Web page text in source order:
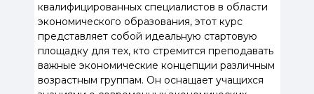
квалифицированных специалистов в области
экономического образования, этот курс
представляет собой идеальную стартовую
площадку для тех, кто стремится преподавать
важные экономические концепции различным
возрастным группам. Он оснащает учащихся